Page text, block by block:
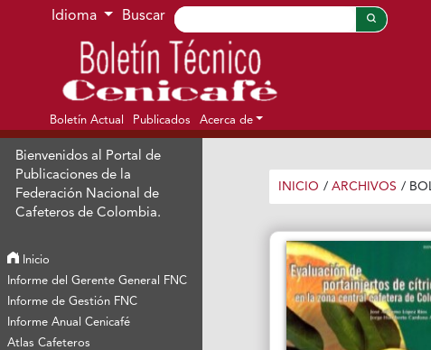
Ir al menú de navegación principal
Ir al contenido principal
Ir al pie de página del sitio
Idioma Buscar
Boletín Actual Publicados Acerca de
Bienvenidos al Portal de
Publicaciones de la
Federación Nacional de
Cafeteros de Colombia.
Inicio
Informe del Gerente General FNC
Informe de Gestión FNC
Informe Anual Cenicafé
Atlas Cafeteros
INICIO / ARCHIVOS /